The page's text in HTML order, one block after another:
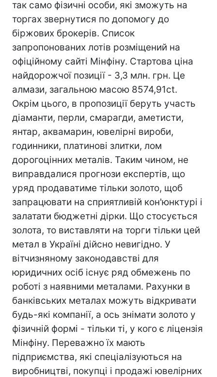
так само фізичні особи, які зможуть на
торгах звернутися по допомогу до
біржових брокерів. Список
запропонованих лотів розміщений на
офіційному сайті Мінфіну. Стартова ціна
найдорожчої позиції - 3,3 млн. грн. Це
алмази, загальною масою 8574,91ct.
Окрім цього, в пропозиції беруть участь
діаманти, перли, смарагди, аметисти,
янтар, аквамарин, ювелірні вироби,
годинники, платинові злитки, лом
дорогоцінних металів. Таким чином, не
виправдалися прогнози експертів, що
уряд продаватиме тільки золото, щоб
запрацювати на сприятливій кон'юнктурі і
залатати бюджетні дірки. Що стосується
золота, то виставляти на торги тільки цей
метал в Україні дійсно невигідно. У
вітчизняному законодавстві для
юридичних осіб існує ряд обмежень по
роботі з наявними металами. Рахунки в
банківських металах можуть відкривати
будь-які компанії, а ось знімати золото у
фізичній формі - тільки ті, у кого є ліцензія
Мінфіну. Переважно їх мають
підприємства, які спеціалізуються на
виробництві, покупці і продажі ювелірних